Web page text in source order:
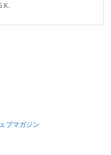
ブマガジン